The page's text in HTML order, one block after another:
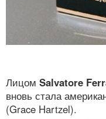
Лицом Salvatore
вновь стала
(Grace Hartzel).